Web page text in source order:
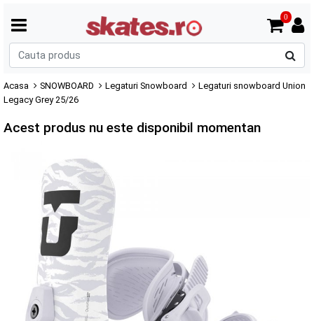
0
Acasa SNOWBOARD Legaturi Snowboard
Legaturi snowboard Union
Legacy Grey 25/26
Acest produs nu este disponibil momentan